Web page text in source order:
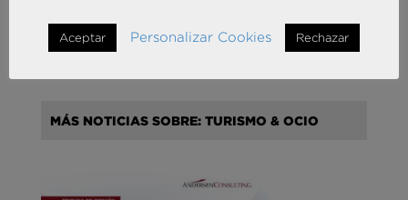
con la incorporación de Carlos Alonso y Javier
Mateos
MÁS NOTICIAS SOBRE: TURISMO & OCIO
Aceptar Personalizar Cookies Rechazar